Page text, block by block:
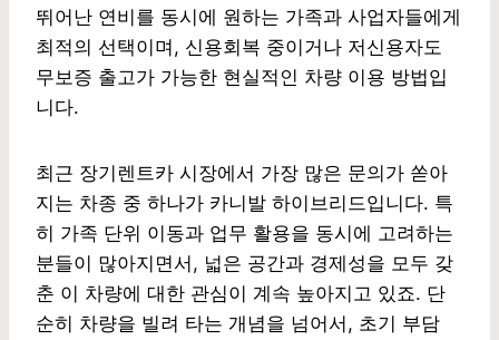
뛰어난 연비를 동시에 원하는 가족과 사업자들에게
최적의 선택이며, 신용회복 중이거나 저신용자도
무보증 출고가 가능한 현실적인 차량 이용 방법입
니다.
최근 장기렌트카 시장에서 가장 많은 문의가 쏟아
지는 차종 중 하나가 카니발 하이브리드입니다. 특
히 가족 단위 이동과 업무 활용을 동시에 고려하는
분들이 많아지면서, 넓은 공간과 경제성을 모두 갖
춘 이 차량에 대한 관심이 계속 높아지고 있죠. 단
순히 차량을 빌려 타는 개념을 넘어서, 초기 부담